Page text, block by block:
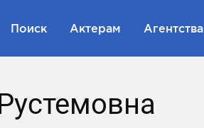
Поиск Актерам Агентства